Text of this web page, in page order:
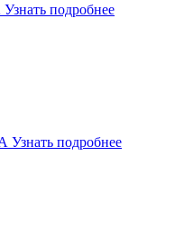
Узнать подробнее
Узнать подробнее